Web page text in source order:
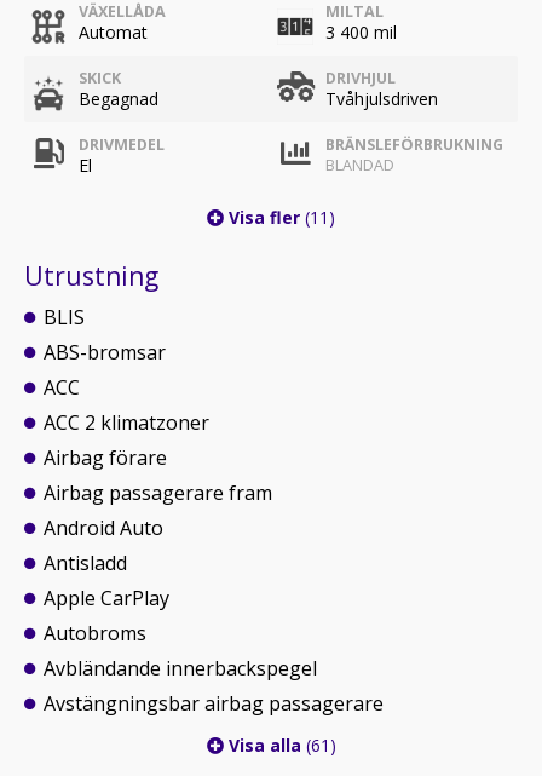
VÄXELLÅDA
Automat
MILTAL
3 400 mil
SKICK
Begagnad
DRIVHJUL
Tvåhjulsdriven
DRIVMEDEL
El
BRÄNSLEFÖRBRUKNING
BLANDAD
Visa fler (11)
Utrustning
BLIS
ABS-bromsar
ACC
ACC 2 klimatzoner
Airbag förare
Airbag passagerare fram
Android Auto
Antisladd
Apple CarPlay
Autobroms
Avbländande innerbackspegel
Avstängningsbar airbag passagerare
Visa alla (61)